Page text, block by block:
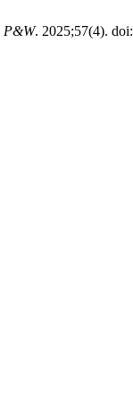
P&W. 2025;57(4). doi: